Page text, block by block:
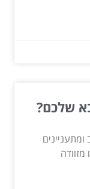
שלכם?
מזוודה